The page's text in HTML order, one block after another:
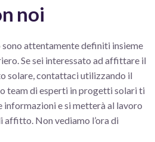
noi
attentamente definiti insieme
Se sei interessato ad affittare il
solare, contattaci utilizzando il
team di esperti in progetti solari ti
e si metterà al lavoro
affitto. Non vediamo l’ora di